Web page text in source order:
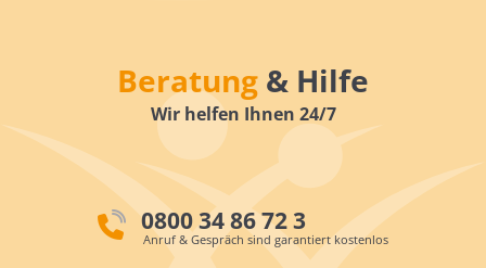
Beratung & Hilfe
Wir helfen Ihnen 24/7
0800 34 86 72 3
Anruf & Gespräch sind garantiert kostenlos